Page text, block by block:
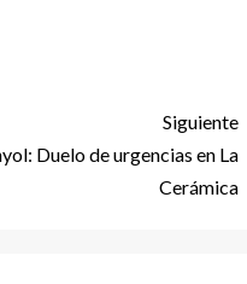
Siguiente
Duelo de urgencias en La
Cerámica